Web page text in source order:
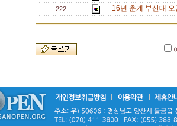
222 16년 춘계 부산대